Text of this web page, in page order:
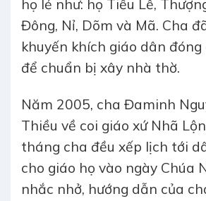
họ lẻ như: họ Tiểu Lễ,
Đông, Nỉ, Dõm và Mã. Cha
khuyến khích giáo dân
để chuẩn bị xây nhà thờ.
Năm 2005, cha Đaminh
Thiều về coi giáo xứ Nhã
tháng cha đều xếp lịch tới
cho giáo họ vào ngày Chúa
nhắc nhở, hướng dẫn của